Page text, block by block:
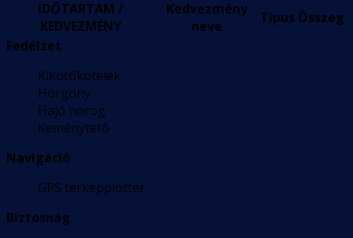
IDŐTARTAM /
KEDVEZMÉNY
Kedvezmény
neve
Típus Összeg
Fedélzet
Kikötőkötelek
Horgony
Hajó horog
Keménytető
Navigáció
GPS térképplotter
Biztosnág